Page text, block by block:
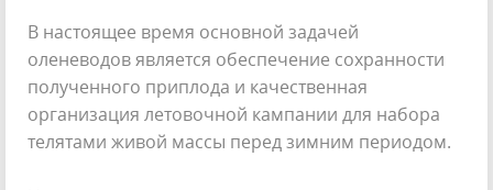
В настоящее время основной задачей
оленеводов является обеспечение сохранности
полученного приплода и качественная
организация летовочной кампании для набора
телятами живой массы перед зимним периодом.